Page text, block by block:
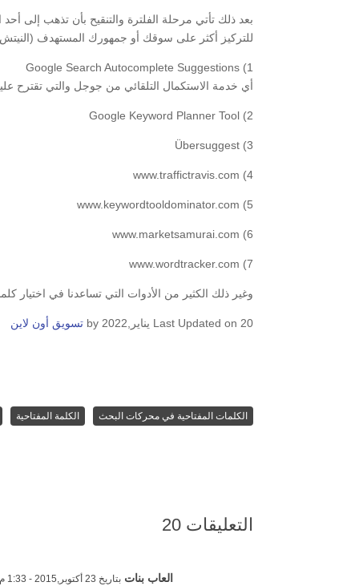
بعد ذلك تأتي مرحلة الفلترة والتنقيح بأن تذهب إلى
للتركيز أكثر على سوقك أو جمهورك المستهدف
1) Google Search Autocomplete Suggestions
أي خدمة الاستكمال التلقائي من جوجل والتي تقترح
2) Google Keyword Planner Tool
3) Übersuggest
4) www.traffictravis.com
5) www.keywordtooldominator.com
6) www.marketsamurai.com
7) www.wordtracker.com
وغير ذلك الكثير من الأدوات التي تساعدنا في اختيار
Last Updated on 20 يناير,2022 by تسويق أون لاين
الكلمات المفتاحية في محركات البحث الكلمة المفتاحية
التعليقات 20
العاب بنات بتاريخ 23 أكتوبر,2015 - 1:33 م